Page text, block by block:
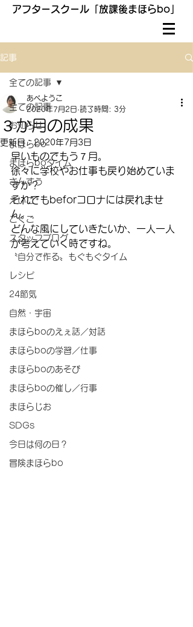
アフタースクール「放課後まほらbo」
記事
全ての記事
お知らせ
まほらbo
まほらboタイム
さんすう
えいご
こくご
スタッフブログ
〝自分で作る〟もぐもぐタイム
レシピ
24節気
自然・宇宙
まほらboのえぇ話／対話
まほらboの学習／仕事
まほらboのあそび
まほらboの催し／行事
まほらじお
SDGs
今日は何の日？
冒険まほらbo
全ての記事
３か月の成果
あべようこ
2020年7月2日 読了時間: 3分
更新日：2020年7月3日
早いものでもう７月。
徐々に学校やお仕事も戻り始めていま
すか？
それでもbeforコロナには戻れませ
ん。
どんな風にしていきたいか、一人一人
が考えていく時ですね。